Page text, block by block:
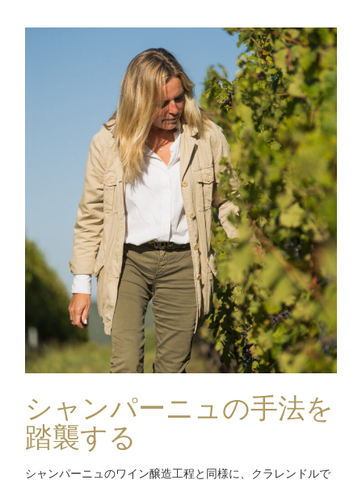
シャンパーニュの手法を
踏襲する
シャンパーニュのワイン醸造工程と同様に、クラレンドルで